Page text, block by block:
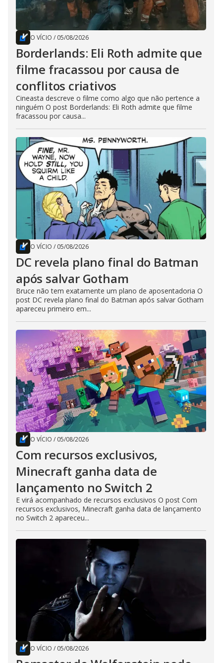
O VÍCIO / 05/08/2026
Borderlands: Eli Roth admite que
filme fracassou por causa de
conflitos criativos
Cineasta descreve o filme como algo que não pertence a
ninguém O post Borderlands: Eli Roth admite que filme
fracassou por causa...
O VÍCIO / 05/08/2026
DC revela plano final do Batman
após salvar Gotham
Bruce não tem exatamente um plano de aposentadoria O
post DC revela plano final do Batman após salvar Gotham
apareceu primeiro em...
O VÍCIO / 05/08/2026
Com recursos exclusivos,
Minecraft ganha data de
lançamento no Switch 2
E virá acompanhado de recursos exclusivos O post Com
recursos exclusivos, Minecraft ganha data de lançamento
no Switch 2 apareceu...
O VÍCIO / 05/08/2026